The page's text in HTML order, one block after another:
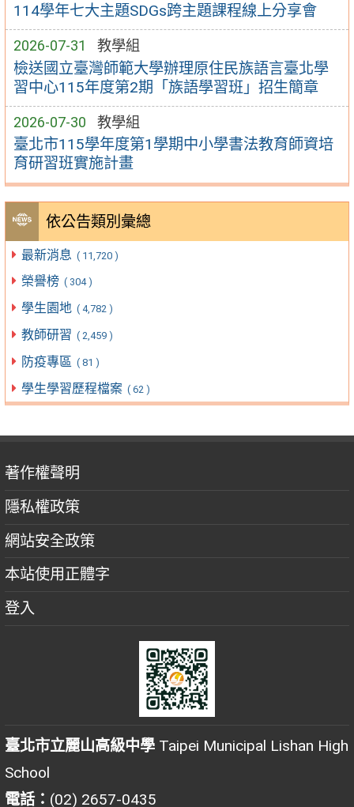
114學年七大主題SDGs跨主題課程線上分享會
2026-07-31 教學組
檢送國立臺灣師範大學辦理原住民族語言臺北學
習中心115年度第2期「族語學習班」招生簡章
2026-07-30 教學組
臺北市115學年度第1學期中小學書法教育師資培
育研習班實施計畫
依公告類別彙總
最新消息 ( 11,720 )
榮譽榜 ( 304 )
學生園地 ( 4,782 )
教師研習 ( 2,459 )
防疫專區 ( 81 )
學生學習歷程檔案 ( 62 )
著作權聲明
隱私權政策
網站安全政策
本站使用正體字
登入
臺北市立麗山高級中學 Taipei Municipal Lishan High
School
電話： (02) 2657-0435